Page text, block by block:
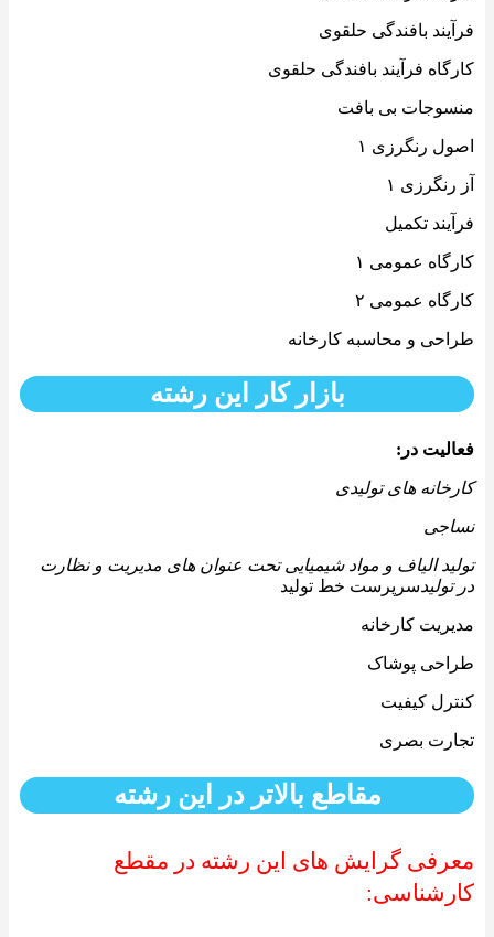
فرآیند بافندگی حلقوی
کارگاه فرآیند بافندگی حلقوی
منسوجات بی بافت
اصول رنگرزی ۱
آز رنگرزی ۱
فرآیند تکمیل
کارگاه عمومی ۱
کارگاه عمومی ۲
طراحی و محاسبه کارخانه
بازار کار این رشته
فعالیت در:
کارخانه های تولیدی
نساجی
تولید الیاف و مواد شیمیایی تحت عنوان های مدیریت و نظارت
در تولیدسرپرست خط تولید
مدیریت کارخانه
طراحی پوشاک
کنترل کیفیت
تجارت بصری
مقاطع بالاتر در این رشته
معرفی گرایش های این رشته در مقطع
کارشناسی: